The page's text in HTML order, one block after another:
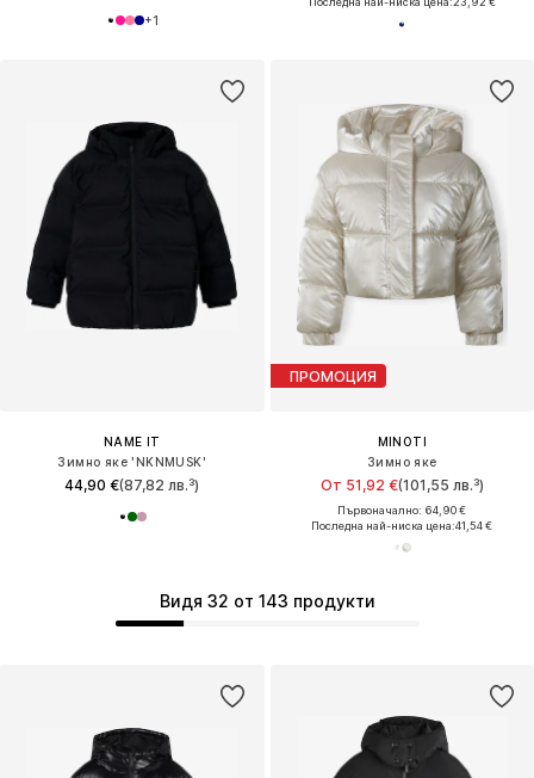
+1
NAME IT
Зимно яке 'NKNMUSK'
44,90 €(87,82 лв.³)
ПРОМОЦИЯ
MINOTI
Зимно яке
От 51,92 €(101,55 лв.³)
Първоначално: 64,90 €
Последна най-ниска цена:41,54 €
Видя 32 от 143 продукти